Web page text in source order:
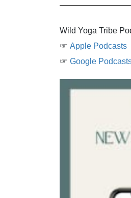
Wild Yoga Tribe
☞ Apple Podcasts
☞ Google